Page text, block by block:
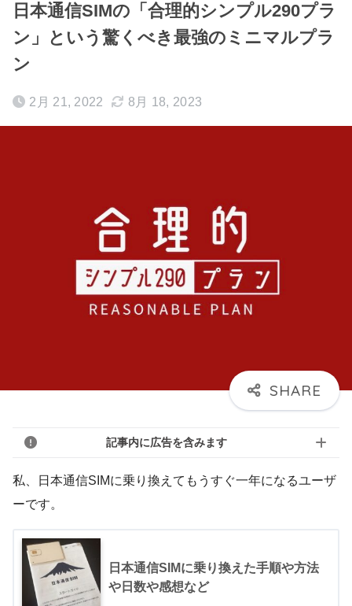
日本通信SIMの「合理的シンプル290プラ
ン」という驚くべき最強のミニマルプラ
ン
2月 21, 2022 8月 18, 2023
記事内に広告を含みます
私、日本通信SIMに乗り換えてもうすぐ一年になるユーザ
ーです。
日本通信SIMに乗り換えた手順や方法
や日数や感想など